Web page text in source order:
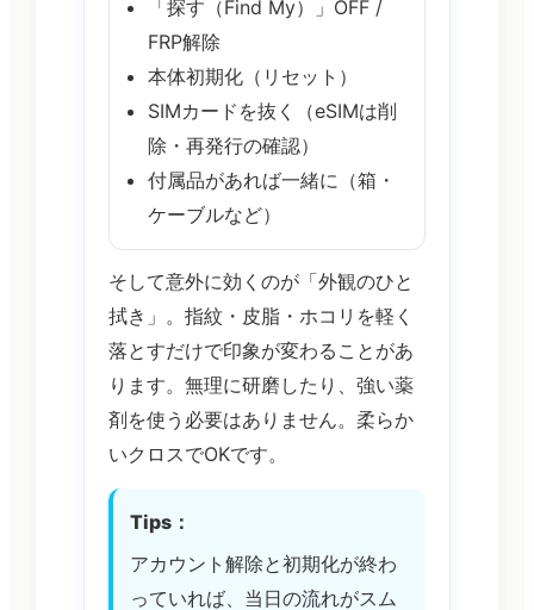
「探す（Find My）」OFF /
FRP解除
本体初期化（リセット）
SIMカードを抜く（eSIMは削
除・再発行の確認）
付属品があれば一緒に（箱・
ケーブルなど）
そして意外に効くのが「外観のひと
拭き」。指紋・皮脂・ホコリを軽く
落とすだけで印象が変わることがあ
ります。無理に研磨したり、強い薬
剤を使う必要はありません。柔らか
いクロスでOKです。
Tips：
アカウント解除と初期化が終わ
っていれば、当日の流れがスム